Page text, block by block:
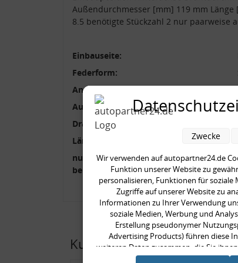
Außendurchmesser [mm] 119 mm
8.5 benötigte Stückzahl 2 nur paarweise
Einbauseite:
Federform:
Anzahl der Windungen:
Außendurchmesser [mm]:
Drahtdurchmesser [mm]:
Länge [mm]:
nur paarweise austauschen:
benötigte Stückzahl:
Kunden kauften auch
Wir verwenden auf autopartner24.de
Funktion unserer Website zu
personalisieren, Funktionen für
Zugriffe auf unserer Website zu
Informationen zu Ihrer Verwendung
soziale Medien, Werbung und
Erstellung pseudonymer
Advertising Products) führen diese
weiteren Daten zusammen, die Sie
eines persönlichen Accounts) oder
Zwecke